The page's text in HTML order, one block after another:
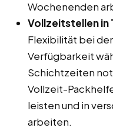
Wochenenden
Vollzeitstellen in
Flexibilität bei
Verfügbarkeit
Schichtzeiten
Vollzeit-
leisten und in
arbeiten.